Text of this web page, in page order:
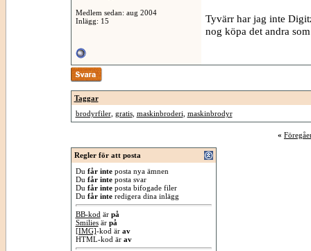
Medlem sedan: aug 2004
Inlägg: 15
Tyvärr har jag inte
nog köpa det andra
Taggar
brodyrfiler, gratis, maskinbroderi maskinbrodyr
«
Regler för att posta
Du får inteposta nya ämnen
Du får inteposta svar
Du får inteposta bifogade filer
Du får interedigera dina inlägg
BB-kod är på
Smiliesär på
[IMG]-kod är av
HTML-kod är av